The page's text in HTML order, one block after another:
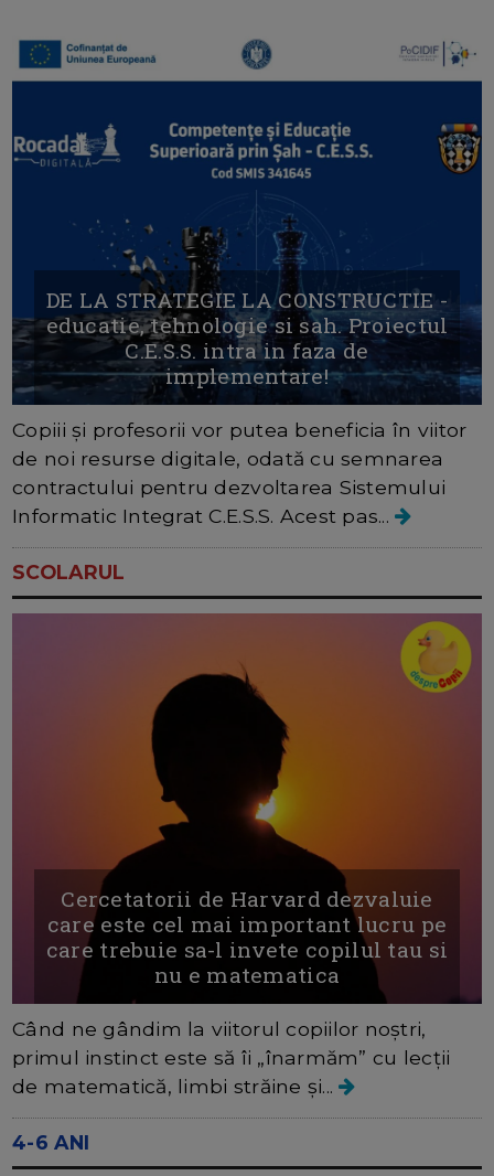
DE LA STRATEGIE LA CONSTRUCTIE -
educatie, tehnologie si sah. Proiectul
C.E.S.S. intra in faza de
implementare!
Copiii și profesorii vor putea beneficia în viitor
de noi resurse digitale, odată cu semnarea
contractului pentru dezvoltarea Sistemului
Informatic Integrat C.E.S.S. Acest pas...
SCOLARUL
Cercetatorii de Harvard dezvaluie
care este cel mai important lucru pe
care trebuie sa-l invete copilul tau si
nu e matematica
Când ne gândim la viitorul copiilor noștri,
primul instinct este să îi „înarmăm” cu lecții
de matematică, limbi străine și...
4-6 ANI